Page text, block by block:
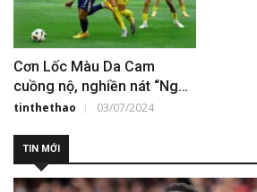
Cơn Lốc Màu Da Cam
cuồng nộ, nghiền nát “Ngựa
già” Romania
tinthethao 03/07/2024
TIN MỚI